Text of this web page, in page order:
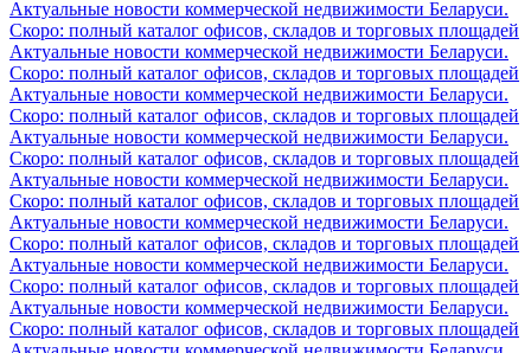
Актуальные новости коммерческой недвижимости Беларуси.
Скоро: полный каталог офисов, складов и торговых площадей
Актуальные новости коммерческой недвижимости Беларуси.
Скоро: полный каталог офисов, складов и торговых площадей
Актуальные новости коммерческой недвижимости Беларуси.
Скоро: полный каталог офисов, складов и торговых площадей
Актуальные новости коммерческой недвижимости Беларуси.
Скоро: полный каталог офисов, складов и торговых площадей
Актуальные новости коммерческой недвижимости Беларуси.
Скоро: полный каталог офисов, складов и торговых площадей
Актуальные новости коммерческой недвижимости Беларуси.
Скоро: полный каталог офисов, складов и торговых площадей
Актуальные новости коммерческой недвижимости Беларуси.
Скоро: полный каталог офисов, складов и торговых площадей
Актуальные новости коммерческой недвижимости Беларуси.
Скоро: полный каталог офисов, складов и торговых площадей